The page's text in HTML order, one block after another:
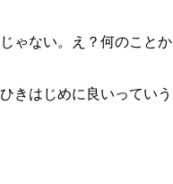
ない。え？何のこと
きはじめに良いってい